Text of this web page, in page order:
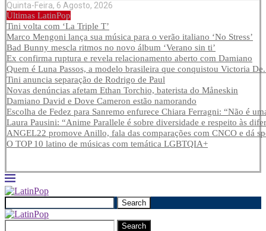
Quinta-Feira, 6 Agosto, 2026
Últimas LatinPop
Tini volta com ‘La Triple T’
Marco Mengoni lança sua música para o verão italiano ‘No Stress’
Bad Bunny mescla ritmos no novo álbum ‘Verano sin ti’
Ex confirma ruptura e revela relacionamento aberto com Damiano
Quem é Luna Passos, a modelo brasileira que conquistou Victoria
Tini anuncia separação de Rodrigo de Paul
Novas denúncias afetam Ethan Torchio, baterista do Måneskin
Damiano David e Dove Cameron estão namorando
Escolha de Fedez para Sanremo enfurece Chiara Ferragni: “Não é
Laura Pausini: “Anime Parallele é sobre diversidade e respeito às
ANGEL22 promove Anillo, fala das comparações com CNCO e dá
O TOP 10 latino de músicas com temática LGBTQIA+
Search
Search